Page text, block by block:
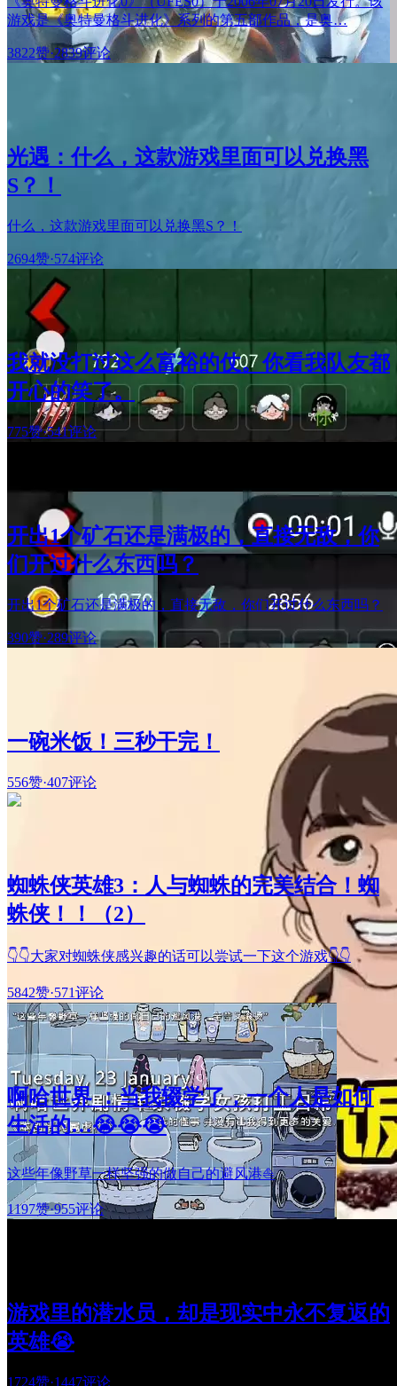
游戏是《奥特曼格斗进化》系列的第五部作品，是奥…
3822赞·2839评论
光遇：什么，这款游戏里面可以兑换黑
S？！
什么，这款游戏里面可以兑换黑S？！
2694赞·574评论
我就没打过这么富裕的仗。你看我队友都
开心的笑了。
775赞·541评论
开出1个矿石还是满极的，直接无敌，你
们开过什么东西吗？
开出1个矿石还是满极的，直接无敌，你们开过什么东西吗？
390赞·289评论
一碗米饭！三秒干完！
556赞·407评论
蜘蛛侠英雄3：人与蜘蛛的完美结合！蜘
蛛侠！！（2）
👇👇大家对蜘蛛侠感兴趣的话可以尝试一下这个游戏👇👇
5842赞·571评论
啊哈世界 ：当我辍学了，一个人是如何
生活的…😭😭😭
这些年像野草一样坚强的做自己的避风港⛵
1197赞·955评论
游戏里的潜水员，却是现实中永不复返的
英雄😭
1724赞·1447评论